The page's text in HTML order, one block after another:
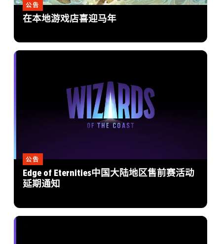
公告
在本地游戏店喜迎马年
公告
Edge of Eternities中国大陆地区售前赛活动
延期通知